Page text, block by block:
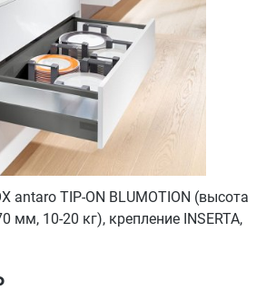
antaro TIP-ON BLUMOTION (высота
мм, 10-20 кг), крепление INSERTA,